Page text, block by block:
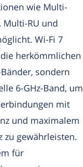
wie Multi-
Multi-RU und
Wi-Fi 7
herkömmlichen
sondern
6-GHz-Band, um
mit
und maximalem
zu gewährleisten.
für